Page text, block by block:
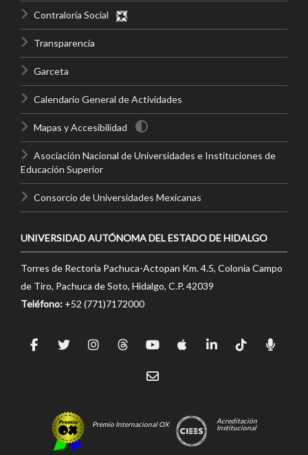
Contraloría Social
Transparencia
Garceta
Calendario General de Actividades
Mapas y Accesibilidad
Asociación Nacional de Universidades e Instituciones de
Educación Superior
Consorcio de Universidades Mexicanas
UNIVERSIDAD AUTÓNOMA DEL ESTADO DE HIDALGO
Torres de Rectoría Pachuca-Actopan Km. 4.5, Colonia Campo
de Tiro, Pachuca de Soto, Hidalgo, C.P. 42039
Teléfono: +52 (771)7172000
Premio Internacional OX
Acreditación
Institucional